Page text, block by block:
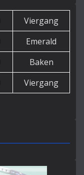
Viergang
Emerald
Baken
Viergang